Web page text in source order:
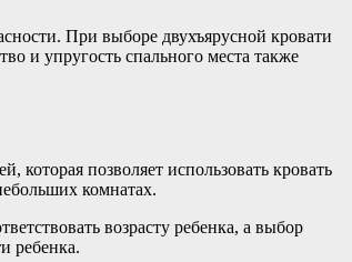
При выборе двухъярусной кровати
и упругость спального места также
которая позволяет использовать кровать
комнатах.
возрасту ребенка, а выбор
ребенка.